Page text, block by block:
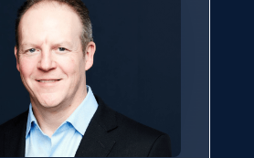
- collects products from
Product description,